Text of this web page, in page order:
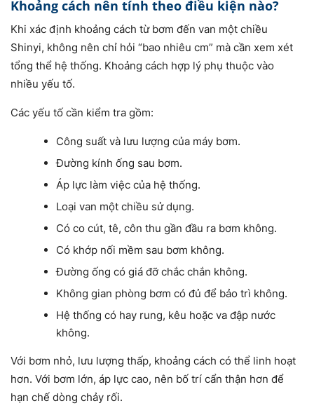
Khoảng cách nên tính theo điều kiện nào?
Khi xác định khoảng cách từ bơm đến van một chiều
Shinyi, không nên chỉ hỏi “bao nhiêu cm” mà cần xem xét
tổng thể hệ thống. Khoảng cách hợp lý phụ thuộc vào
nhiều yếu tố.
Các yếu tố cần kiểm tra gồm:
Công suất và lưu lượng của máy bơm.
Đường kính ống sau bơm.
Áp lực làm việc của hệ thống.
Loại van một chiều sử dụng.
Có co cút, tê, côn thu gần đầu ra bơm không.
Có khớp nối mềm sau bơm không.
Đường ống có giá đỡ chắc chắn không.
Không gian phòng bơm có đủ để bảo trì không.
Hệ thống có hay rung, kêu hoặc va đập nước
không.
Với bơm nhỏ, lưu lượng thấp, khoảng cách có thể linh hoạt
hơn. Với bơm lớn, áp lực cao, nên bố trí cẩn thận hơn để
hạn chế dòng chảy rối.